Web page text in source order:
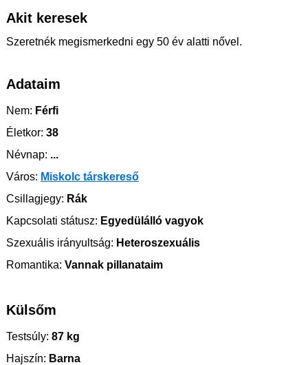
Akit keresek
Szeretnék megismerkedni egy 50 év alatti nővel.
Adataim
Nem: Férfi
Életkor: 38
Névnap: ...
Város: Miskolc társkereső
Csillagjegy: Rák
Kapcsolati státusz: Egyedülálló vagyok
Szexuális irányultság: Heteroszexuális
Romantika: Vannak pillanataim
Külsőm
Testsúly: 87 kg
Hajszín: Barna